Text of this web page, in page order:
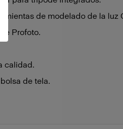
de modelado de la luz
Profoto.
calidad.
de tela.